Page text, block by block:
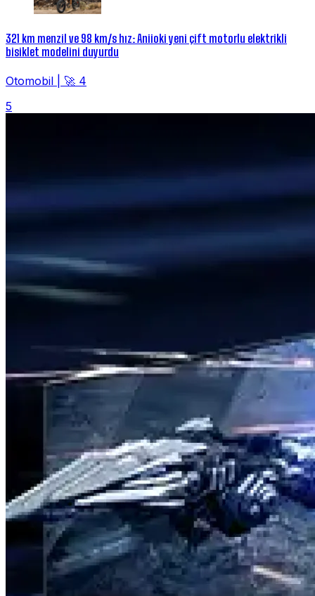
321 km menzil ve 98 km/s hız: Aniioki yeni çift motorlu elektrikli
bisiklet modelini duyurdu
Otomobil
🚀 4
5